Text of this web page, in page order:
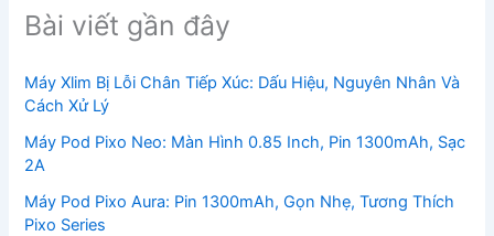
Bài viết gần đây
Máy Xlim Bị Lỗi Chân Tiếp Xúc: Dấu Hiệu, Nguyên Nhân Và
Cách Xử Lý
Máy Pod Pixo Neo: Màn Hình 0.85 Inch, Pin 1300mAh, Sạc
2A
Máy Pod Pixo Aura: Pin 1300mAh, Gọn Nhẹ, Tương Thích
Pixo Series